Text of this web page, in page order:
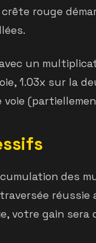
rouge
un
1.03x sur la
voie
des
votre gain sera